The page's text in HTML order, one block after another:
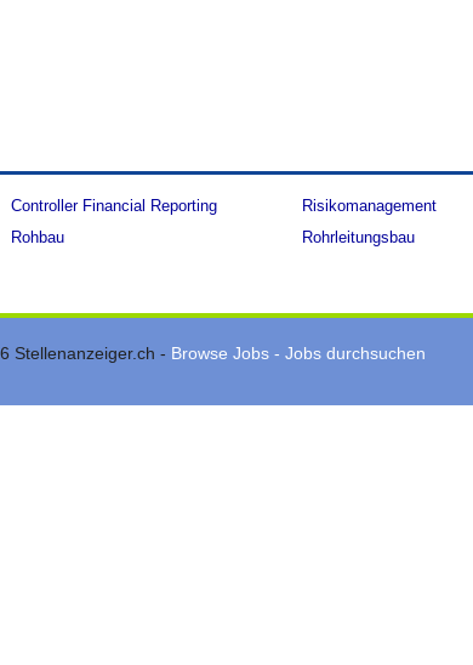
Controller Financial Reporting
Risikomanagement
Rohbau
Rohrleitungsbau
Stellenanzeiger.ch - Browse Jobs - Jobs durchsuchen